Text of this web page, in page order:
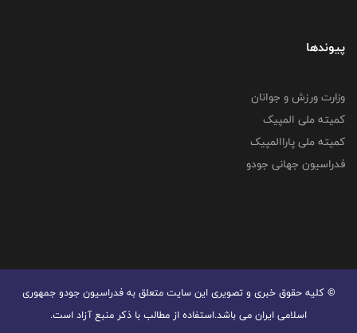
پیوندها
وزارت ورزش و جوانان
کمیته ملی المپیک
کمیته ملی پاراالمپیک
فدراسیون جهانی جودو
© کليه حقوق خبری و تصويری اين سايت متعلق به فدراسیون جودو جمهوری
اسلامی ایران می باشد.استفاده از مطالب با ذكر منبع آزاد است.